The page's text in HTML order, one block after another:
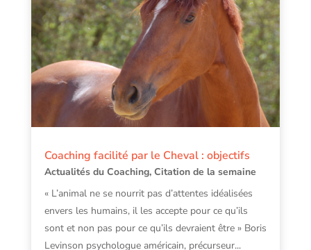
Coaching facilité par le Cheval : objectifs
Actualités du Coaching, Citation de la semaine
« L’animal ne se nourrit pas d’attentes idéalisées
envers les humains, il les accepte pour ce qu’ils
sont et non pas pour ce qu’ils devraient être » Boris
Levinson psychologue américain, précurseur...